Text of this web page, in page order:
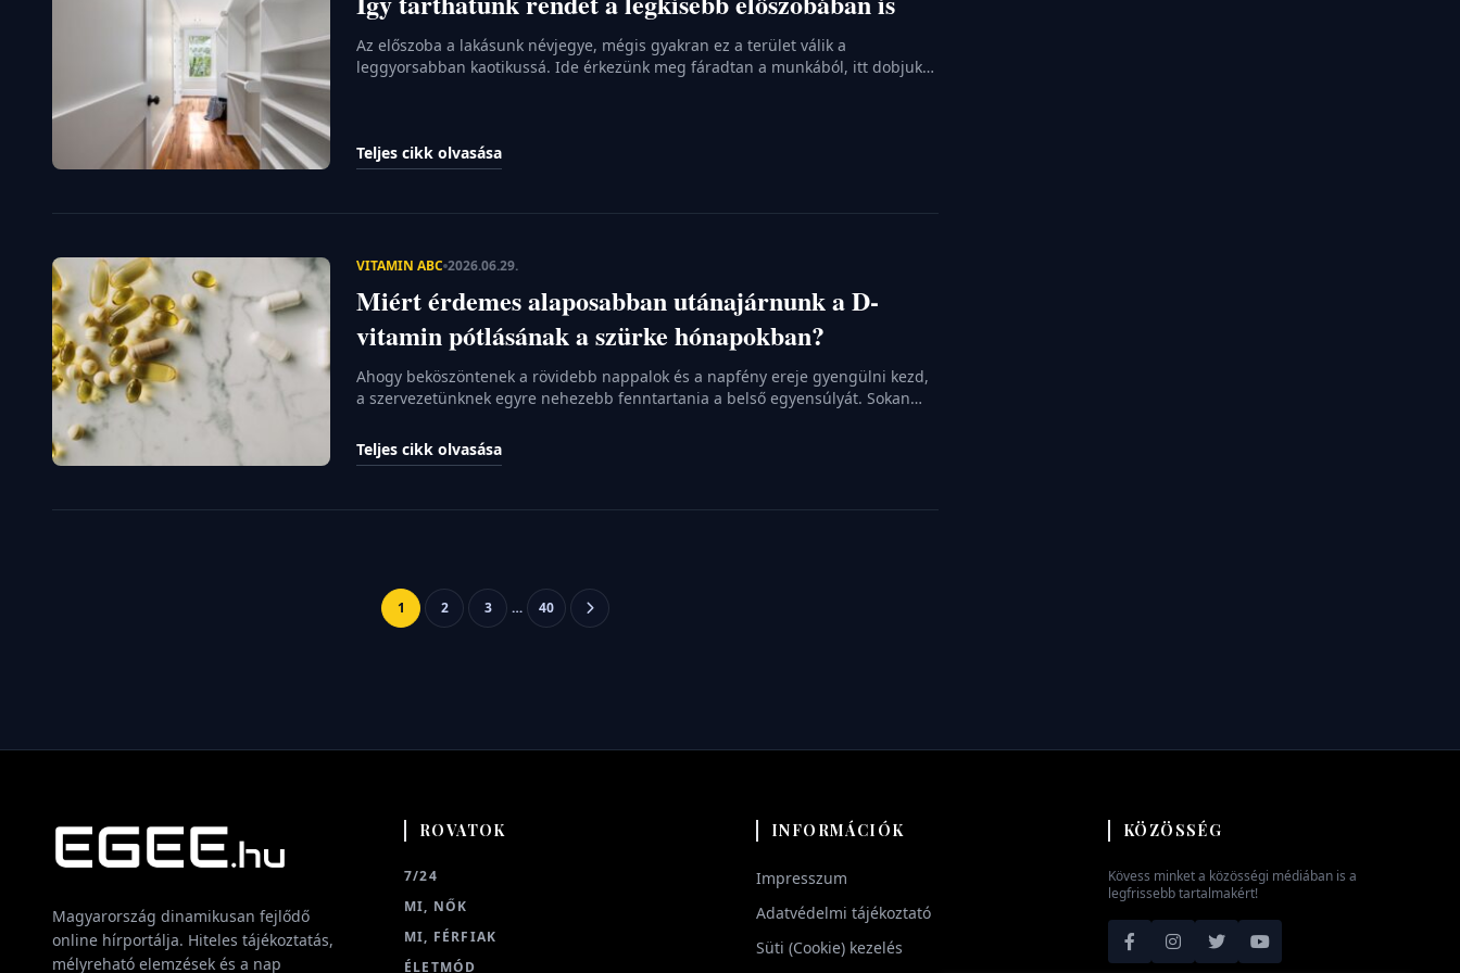
Az előszoba a lakásunk névjegye, mégis gyakran ez a terület válik a
leggyorsabban kaotikussá. Ide érkezünk meg fáradtan a munkából, itt dobjuk
néhány […]
Teljes cikk olvasása
VITAMIN ABC 2026.06.29.
Miért érdemes alaposabban utánajárnunk a D-
vitamin pótlásának a szürke hónapokban?
Ahogy beköszöntenek a rövidebb nappalok és a napfény ereje gyengülni kezd,
a szervezetünknek egyre nehezebb fenntartania a belső egyensúlyát. Sokan
ám a késő őszi és téli időszakban a napsugarak beesési szöge már nem teszi
lehetővé a természetes vitamintermelést. Itt jön képbe az egyik […]
Teljes cikk olvasása
Bejegyzések
lapozása
1 2 3 … 40
Magyarország dinamikusan fejlődő
online hírportálja. Hiteles tájékoztatás,
mélyreható elemzések és a nap
ROVATOK
7/24
MI, NŐK
MI, FÉRFIAK
ÉLETMÓD
INFORMÁCIÓK
Impresszum
Adatvédelmi tájékoztató
Süti (Cookie) kezelés
KÖZÖSSÉG
Kövess minket a közösségi médiában is a
legfrissebb tartalmakért!